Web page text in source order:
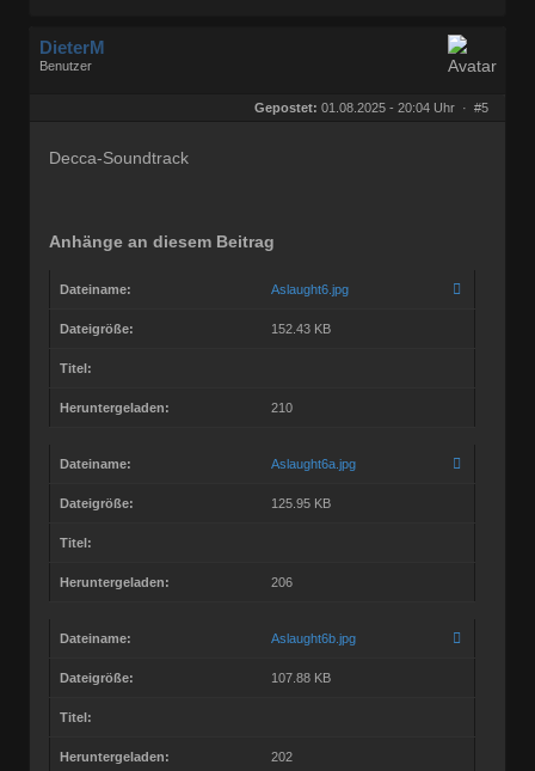
DieterM
Benutzer
Gepostet: 01.08.2025 - 20:04 Uhr · #5
Decca-Soundtrack
Anhänge an diesem Beitrag
Dateiname: Aslaught6.jpg
Dateigröße: 152.43 KB
Titel:
Heruntergeladen: 210
Dateiname: Aslaught6a.jpg
Dateigröße: 125.95 KB
Titel:
Heruntergeladen: 206
Dateiname: Aslaught6b.jpg
Dateigröße: 107.88 KB
Titel:
Heruntergeladen: 202